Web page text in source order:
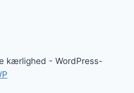
kærlighed - WordPress-